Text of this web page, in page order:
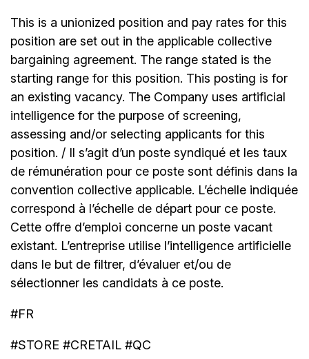
This is a unionized position and pay rates for this
position are set out in the applicable collective
bargaining agreement. The range stated is the
starting range for this position. This posting is for
an existing vacancy. The Company uses artificial
intelligence for the purpose of screening,
assessing and/or selecting applicants for this
position. / Il s’agit d’un poste syndiqué et les taux
de rémunération pour ce poste sont définis dans la
convention collective applicable. L’échelle indiquée
correspond à l’échelle de départ pour ce poste.
Cette offre d’emploi concerne un poste vacant
existant. L’entreprise utilise l’intelligence artificielle
dans le but de filtrer, d’évaluer et/ou de
sélectionner les candidats à ce poste.
#FR
#STORE #CRETAIL #QC